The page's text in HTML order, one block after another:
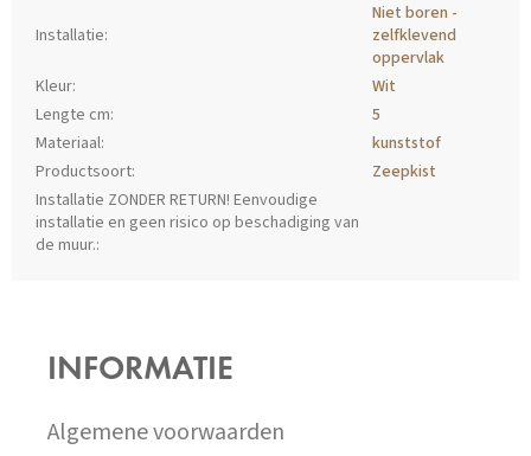
Installatie:
Niet boren -
zelfklevend
oppervlak
Kleur:
Wit
Lengte cm:
5
Materiaal:
kunststof
Productsoort:
Zeepkist
Installatie ZONDER RETURN! Eenvoudige
installatie en geen risico op beschadiging van
de muur.:
INFORMATIE
Algemene voorwaarden